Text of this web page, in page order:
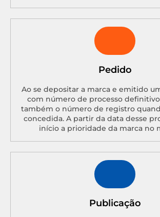
Pedido
Ao se depositar a marca e emitido
com número de processo
também o número de registro
concedida. A partir da data desse
início a prioridade da marca no
Publicação